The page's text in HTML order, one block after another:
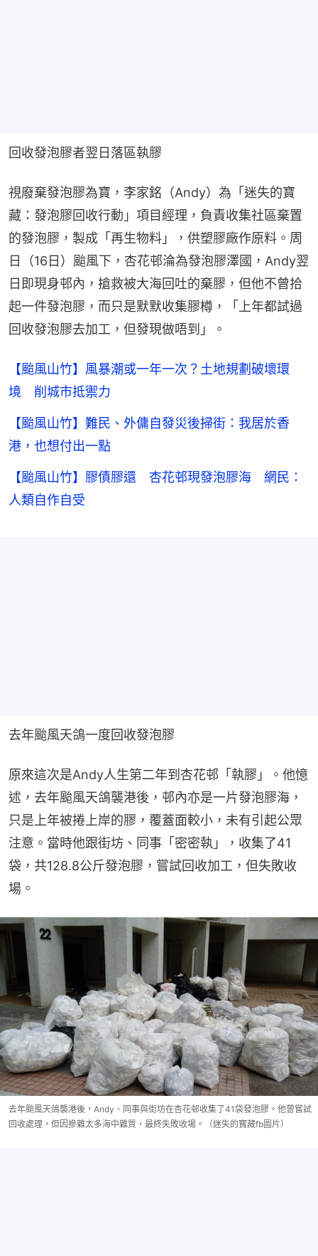
回收發泡膠者翌日落區執膠
視廢棄發泡膠為寶，李家銘（Andy）為「迷失的寶
藏：發泡膠回收行動」項目經理，負責收集社區棄置
的發泡膠，製成「再生物料」，供塑膠廠作原料。周
日（16日）颱風下，杏花邨淪為發泡膠澤國，Andy翌
日即現身邨內，搶救被大海回吐的棄膠，但他不曾拾
起一件發泡膠，而只是默默收集膠樽，「上年都試過
回收發泡膠去加工，但發現做唔到」。
【颱風山竹】風暴潮或一年一次？土地規劃破壞環
境 削城市抵禦力
【颱風山竹】難民、外傭自發災後掃街：我居於香
港，也想付出一點
【颱風山竹】膠債膠還 杏花邨現發泡膠海 網民：
人類自作自受
去年颱風天鴿一度回收發泡膠
原來這次是Andy人生第二年到杏花邨「執膠」。他憶
述，去年颱風天鴿襲港後，邨內亦是一片發泡膠海，
只是上年被捲上岸的膠，覆蓋面較小，未有引起公眾
注意。當時他跟街坊、同事「密密執」，收集了41
袋，共128.8公斤發泡膠，嘗試回收加工，但失敗收
場。
去年颱風天鴿襲港後，Andy、同事與街坊在杏花邨收集了41袋發泡膠。他曾嘗試
回收處理，但因摻雜太多海中雜質，最終失敗收場。（迷失的寶藏fb圖片）